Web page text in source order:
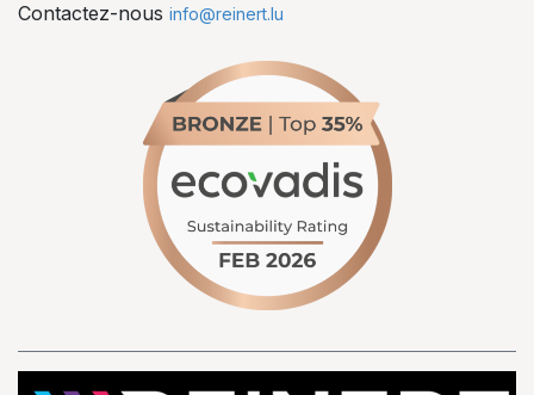
Contactez-nous info@reinert.lu